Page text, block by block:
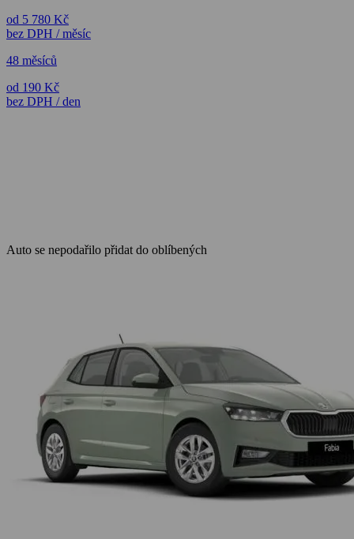
od 5 780 Kč
bez DPH / měsíc
48 měsíců
od 190 Kč
bez DPH / den
Auto se nepodařilo přidat do oblíbených